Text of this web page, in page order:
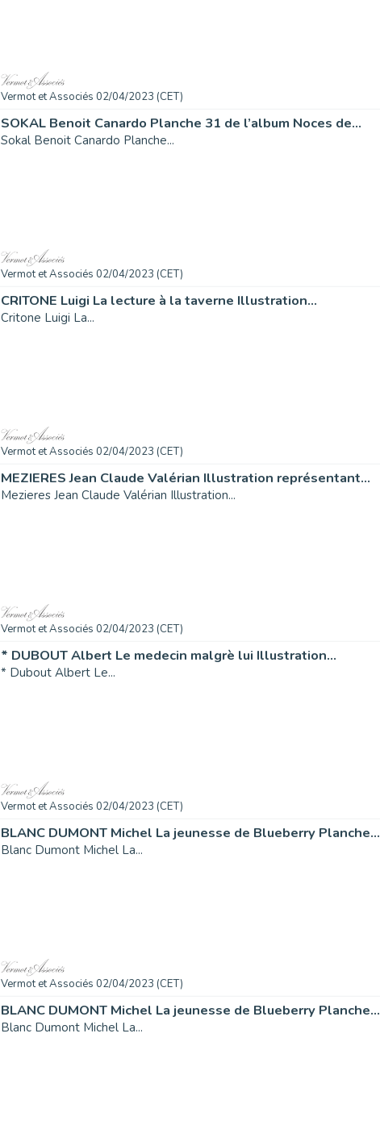
Vermot et Associés 02/04/2023 (CET)
SOKAL Benoit Canardo Planche 31 de l’album Noces de...
Sokal Benoit Canardo Planche...
Vermot et Associés 02/04/2023 (CET)
CRITONE Luigi La lecture à la taverne Illustration...
Critone Luigi La...
Vermot et Associés 02/04/2023 (CET)
MEZIERES Jean Claude Valérian Illustration représentant...
Mezieres Jean Claude Valérian Illustration...
Vermot et Associés 02/04/2023 (CET)
* DUBOUT Albert Le medecin malgrè lui Illustration...
* Dubout Albert Le...
Vermot et Associés 02/04/2023 (CET)
BLANC DUMONT Michel La jeunesse de Blueberry Planche...
Blanc Dumont Michel La...
Vermot et Associés 02/04/2023 (CET)
BLANC DUMONT Michel La jeunesse de Blueberry Planche...
Blanc Dumont Michel La...